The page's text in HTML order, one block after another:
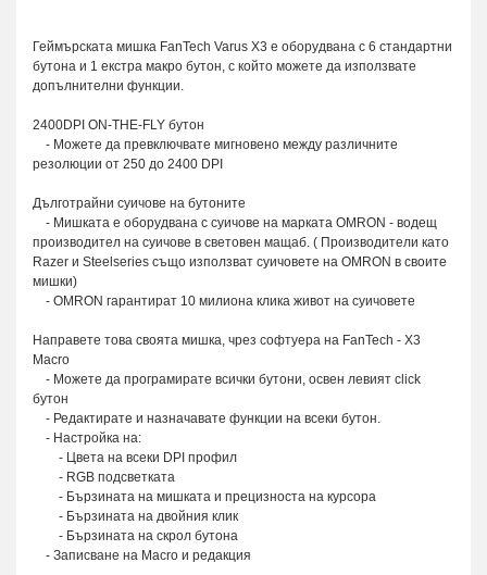
Геймърската мишка FanTech Varus X3 е оборудвана с 6 стандартни
бутона и 1 екстра макро бутон, с който можете да използвате
допълнителни функции.
2400DPI ON-THE-FLY бутон
- Можете да превключвате мигновено между различните
резолюции от 250 до 2400 DPI
Дълготрайни суичове на бутоните
- Мишката е оборудвана с суичове на марката OMRON - водещ
производител на суичове в световен мащаб. ( Производители като
Razer и Steelseries също използват суичовете на OMRON в своите
мишки)
- OMRON гарантират 10 милиона клика живот на суичовете
Направете това своята мишка, чрез софтуера на FanTech - X3
Macro
- Можете да програмирате всички бутони, освен левият click
бутон
- Редактирате и назначавате функции на всеки бутон.
- Настройка на:
- Цвета на всеки DPI профил
- RGB подсветката
- Бързината на мишката и прецизноста на курсора
- Бързината на двойния клик
- Бързината на скрол бутона
- Записване на Macro и редакция